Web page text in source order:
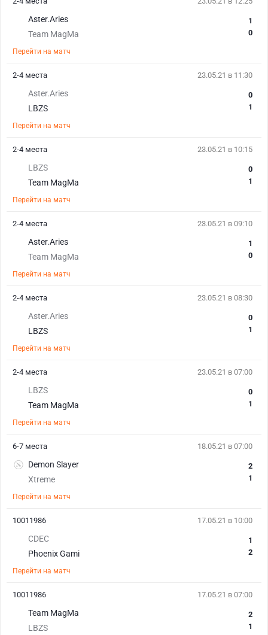
Aster.Aries
Team MagMa
1
0
Перейти на матч
23.05.21 в 11:30
Aster.Aries
LBZS
0
1
Перейти на матч
2-4 места
23.05.21 в 10:15
LBZS
Team MagMa
0
1
Перейти на матч
2-4 места
23.05.21 в 09:10
Aster.Aries
Team MagMa
1
0
Перейти на матч
2-4 места
23.05.21 в 08:30
Aster.Aries
LBZS
0
1
Перейти на матч
2-4 места
23.05.21 в 07:00
LBZS
Team MagMa
0
1
Перейти на матч
2-4 места
18.05.21 в 07:00
Demon Slayer
Xtreme
2
1
Перейти на матч
6-7 места
17.05.21 в 10:00
CDEC
Phoenix Gami
1
2
Перейти на матч
10011986
17.05.21 в 07:00
Team MagMa
LBZS
2
1
10011986